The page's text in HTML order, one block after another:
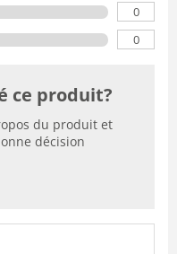
0
0
ce produit?
du produit et
décision